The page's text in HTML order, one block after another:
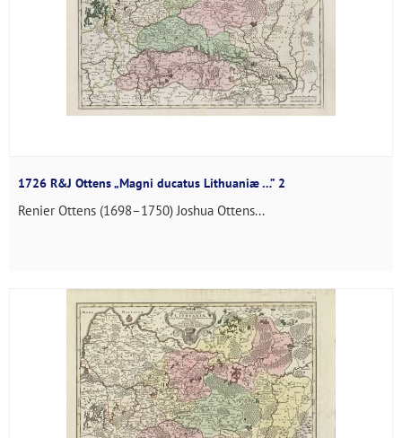
1726 R&J Ottens „Magni ducatus Lithuaniæ …” 2
Renier Ottens (1698–1750) Joshua Ottens...